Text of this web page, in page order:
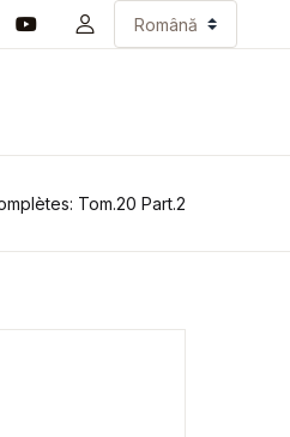
Tom.20 Part.2